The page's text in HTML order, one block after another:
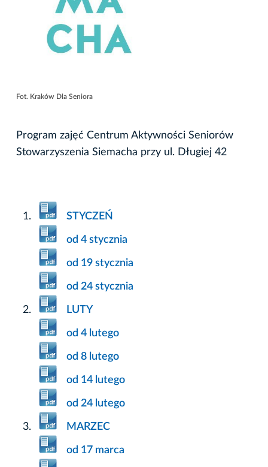
Fot. Kraków Dla Seniora
Program zajęć Centrum Aktywności Seniorów
Stowarzyszenia Siemacha przy ul. Długiej 42
STYCZEŃ
od 4 stycznia
od 19 stycznia
od 24 stycznia
LUTY
od 4 lutego
od 8 lutego
od 14 lutego
od 24 lutego
MARZEC
od 17 marca